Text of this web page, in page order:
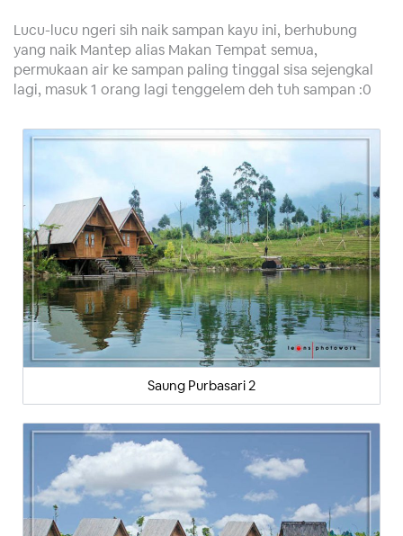
Lucu-lucu ngeri sih naik sampan kayu ini, berhubung
yang naik Mantep alias Makan Tempat semua,
permukaan air ke sampan paling tinggal sisa sejengkal
lagi, masuk 1 orang lagi tenggelem deh tuh sampan :0
Saung Purbasari 2